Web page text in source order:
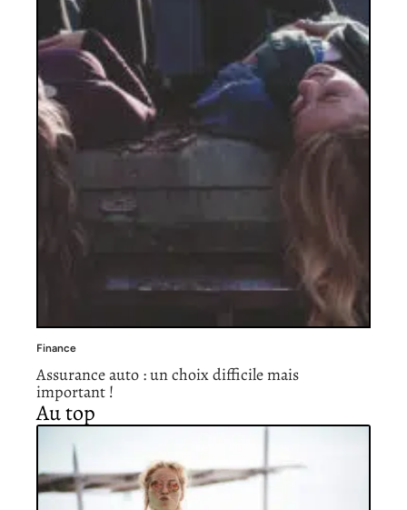
Finance
Assurance auto : un choix difficile mais
important !
Au top